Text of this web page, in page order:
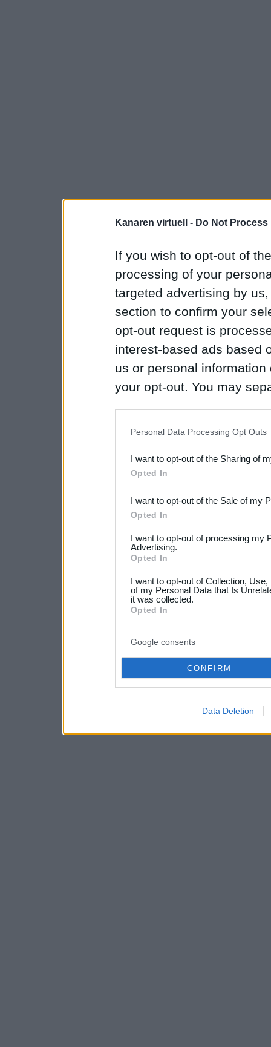
Kanaren virtuell - Do Not
If you wish to opt-out of
processing of your
targeted advertising by
section to confirm your
opt-out request is
interest-based ads based
us or personal
your opt-out. You may
Downstream Participants
third parties.
Please note that this
not limited to your visit or
your data for below
consent section.
Personal Data Processing Opt Outs
I want to opt-out of the Sharing of
Opted In
I want to opt-out of the Sale of my
Opted In
I want to opt-out of processing my
Advertising.
Opted In
I want to opt-out of Collection,
of my Personal Data that Is
it was collected.
Opted In
Google consents
CONFIRM
Data Deletion